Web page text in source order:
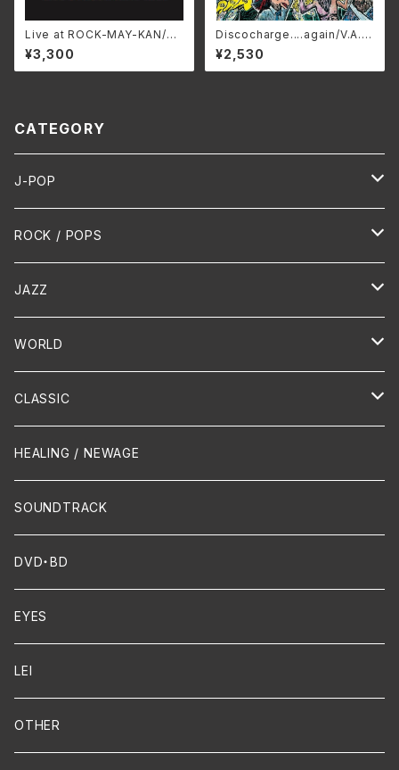
Live at ROCK-MAY-KAN/V
OLCANO BFLC-002(仕様:
CD)
¥3,300
Discocharge....again/V.A.
HCK-2026(仕様:CD)
¥2,530
CATEGORY
J-POP
HR/HM
演歌 / 歌謡曲
PUNK/HARDCORE
Hip-Hop/Dancehall Reggae
ROCK / POPS
Oldies
HR/HM
JAZZ
Vocal
Piano
Crossover / Fusion
Dixie / New Orleans
FUNK
WORLD
HAWAIIAN
Chanson
CLASSIC
Piano
Flute
Violin
Cello
Guitar / Ukulele
Mandolin
HEALING / NEWAGE
SOUNDTRACK
DVD・BD
EYES
LEI
OTHER